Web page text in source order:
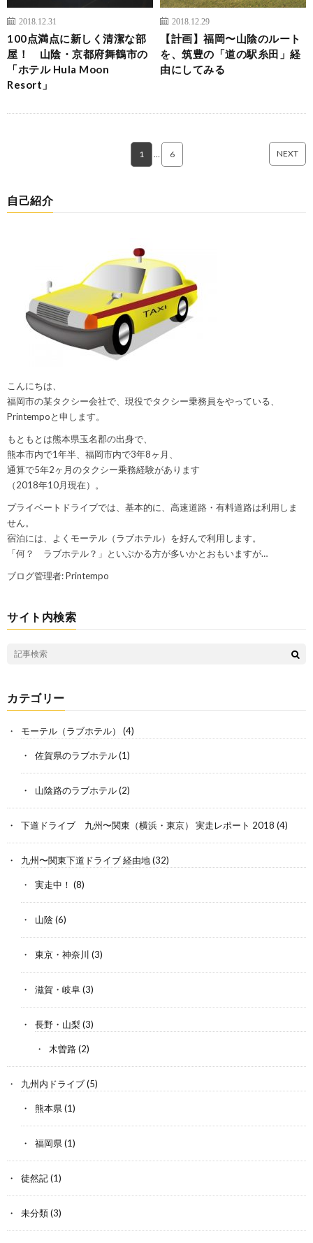
2018.12.31
100点満点に新しく清潔な部
屋！ 山陰・京都府舞鶴市の
「ホテル Hula Moon
Resort」
2018.12.29
【計画】福岡〜山陰のルート
を、筑豊の「道の駅糸田」経
由にしてみる
1 6 NEXT
自己紹介
こんにちは、
福岡市の某タクシー会社で、現役でタクシー乗務員をやっている、
Printempoと申します。
もともとは熊本県玉名郡の出身で、
熊本市内で1年半、福岡市内で3年8ヶ月、
通算で5年2ヶ月のタクシー乗務経験があります
（2018年10月現在）。
プライベートドライブでは、基本的に、高速道路・有料道路は利用しま
せん。
宿泊には、よくモーテル（ラブホテル）を好んで利用します。
「何？ ラブホテル？」といぶかる方が多いかとおもいますが…
ブログ管理者: Printempo
サイト内検索
カテゴリー
モーテル（ラブホテル） (4)
佐賀県のラブホテル(1)
山陰路のラブホテル(2)
下道ドライブ 九州〜関東（横浜・東京） 実走レポート 2018 (4)
九州〜関東下道ドライブ 経由地(32)
実走中！ (8)
山陰(6)
東京・神奈川 (3)
滋賀・岐阜(3)
長野・山梨(3)
木曽路(2)
九州内ドライブ(5)
熊本県(1)
福岡県(1)
徒然記(1)
未分類(3)